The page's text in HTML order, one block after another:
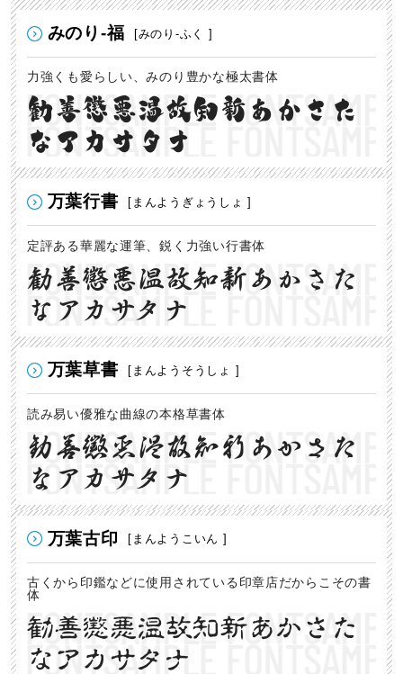
みのり-福 [みのり-ふく ]
力強くも愛らしい、みのり豊かな極太書体
勧善懲悪温故知新あかさた
なアカサタナ
万葉行書 [まんようぎょうしょ ]
定評ある華麗な運筆、鋭く力強い行書体
勧善懲悪温故知新あかさた
なアカサタナ
万葉草書 [まんようそうしょ ]
読み易い優雅な曲線の本格草書体
勧善懲悪温故知新あかさた
なアカサタナ
万葉古印 [まんようこいん ]
古くから印鑑などに使用されている印章店だからこその書
体
勧善懲悪温故知新あかさた
なアカサタナ